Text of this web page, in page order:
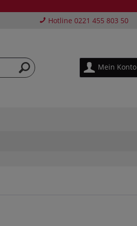
Hotline 0221 455 803 50
Mein Konto